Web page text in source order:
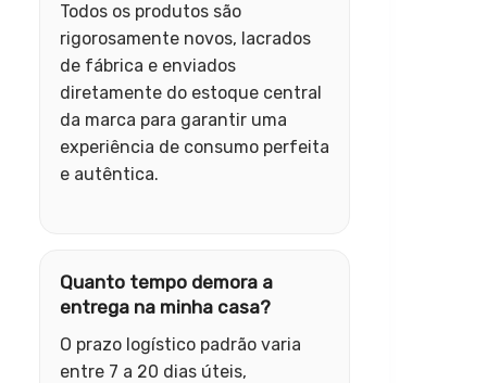
Todos os produtos são
rigorosamente novos, lacrados
de fábrica e enviados
diretamente do estoque central
da marca para garantir uma
experiência de consumo perfeita
e autêntica.
Quanto tempo demora a
entrega na minha casa?
O prazo logístico padrão varia
entre 7 a 20 dias úteis,